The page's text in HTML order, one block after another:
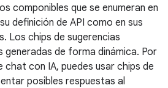
componibles que se enumeran en
definición de API como en sus
Los chips de sugerencias
generadas de forma dinámica. Por
chat con IA, puedes usar chips de
posibles respuestas al